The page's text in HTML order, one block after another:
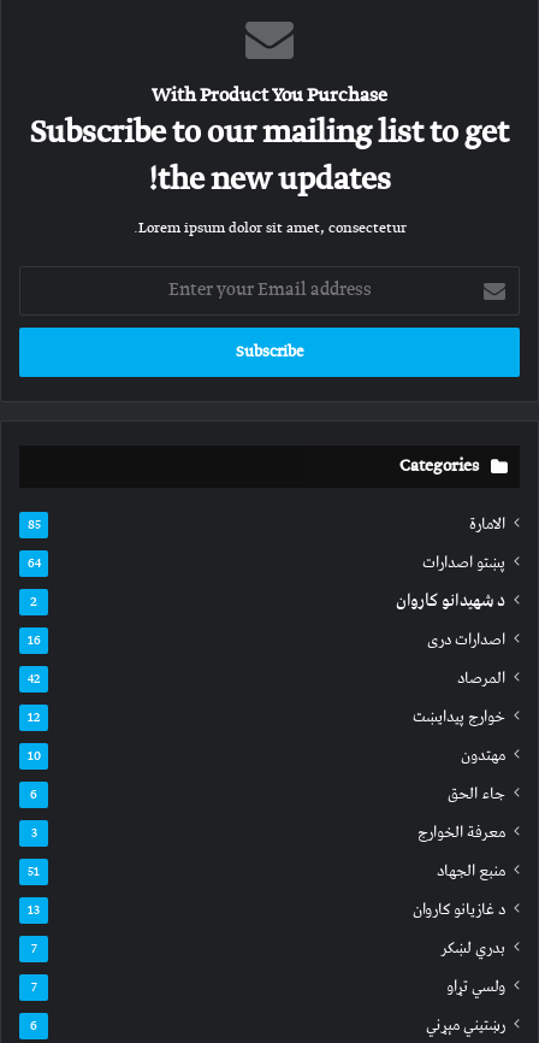
With Product You Purchase
Subscribe to our mailing list to get
the new updates!
Lorem ipsum dolor sit amet, consectetur.
Enter
your
Email
Categories
الامارة 85
پښتو اصدارات 64
د شهیدانو کاروان 2
اصدارات دری 16
المرصاد 42
خوارج پیدایښت 12
مهتدون 10
جاء الحق 6
معرفة الخوارج 3
منبع الجهاد 51
د غازیانو کاروان 13
بدري لښکر 7
ولسي تړاو 7
رښتیني مېړني 6